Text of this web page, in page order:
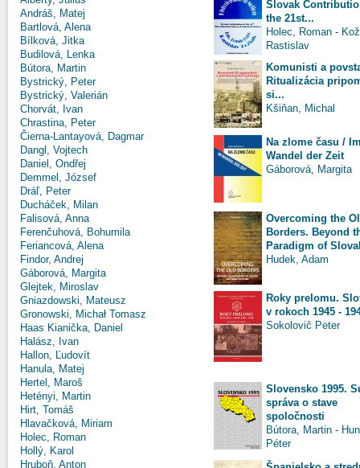
Andráš, Matej
Bartlová, Alena
Bílková, Jitka
Budilová, Lenka
Bútora, Martin
Bystrický, Peter
Bystrický, Valerián
Chorvát, Ivan
Chrastina, Peter
Čierna-Lantayová, Dagmar
Dangl, Vojtech
Daniel, Ondřej
Demmel, József
Dráľ, Peter
Ducháček, Milan
Falisová, Anna
Ferenčuhová, Bohumila
Feriancová, Alena
Findor, Andrej
Gáborová, Margita
Glejtek, Miroslav
Gniazdowski, Mateusz
Gronowski, Michał Tomasz
Haas Kianička, Daniel
Halász, Ivan
Hallon, Ľudovít
Hanula, Matej
Hertel, Maroš
Hetényi, Martin
Hirt, Tomáš
Hlavačková, Miriam
Holec, Roman
Hollý, Karol
Hruboň, Anton
Slovak
the 21st...
Holec, Roman -
Rastislav
Komunisti a
Ritualizácia
si...
Kšiňan, Michal
Na zlome času /
Wandel der Zeit
Gáborová, Margita
Overcoming the
Borders. Beyond
Paradigm of
Hudek, Adam
Roky prelomu.
v rokoch 1945 -
Sokolovič Peter
Slovensko 1995.
správa o stave
spoločnosti
Bútora, Martin -
Péter